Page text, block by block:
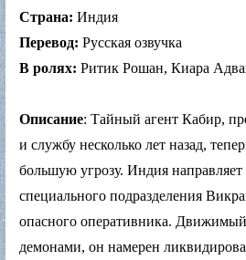
Страна: Индия
Перевод: Русская озвучка
В ролях: Ритик Рошан, Киара
Описание: Тайный агент Кабир,
и службу несколько лет назад,
большую угрозу. Индия
специального подразделения
опасного оперативника.
демонами, он намерен